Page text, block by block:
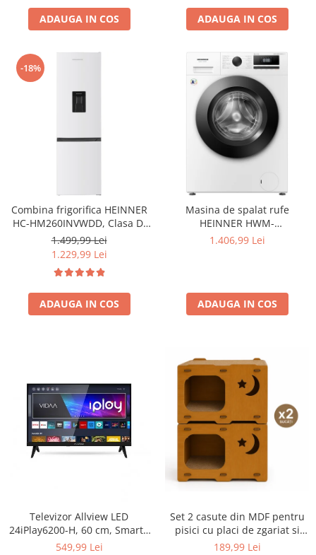
ADAUGA IN COS ADAUGA IN COS
-18%
Combina frigorifica HEINNER
HC-HM260INVWDD, Clasa D,
260L, Dozator apa, Control
electronic cu termostat
ajustabil, Lumina LED, Usa
reversibila, H 180 cm, Alb
1.499,99 Lei
1.229,99 Lei
ADAUGA IN COS
Masina de spalat rufe
HEINNER HWM-
HME9014IVA10+++, 9 KG, 1400
1.406,99 Lei
ADAUGA IN COS
Televizor Allview LED
24iPlay6200-H, 60 cm, Smart ,
HD, Clasa E - Copie
549,99 Lei
Set 2 casute din MDF pentru
pisici cu placi de zgariat si
terasa, Buntz, pentru interior,
189,99 Lei